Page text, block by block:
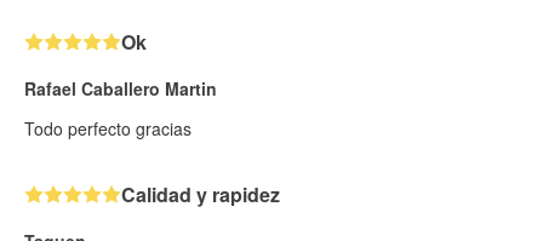
Ok
Rafael Caballero Martin
Todo perfecto gracias
Calidad y rapidez